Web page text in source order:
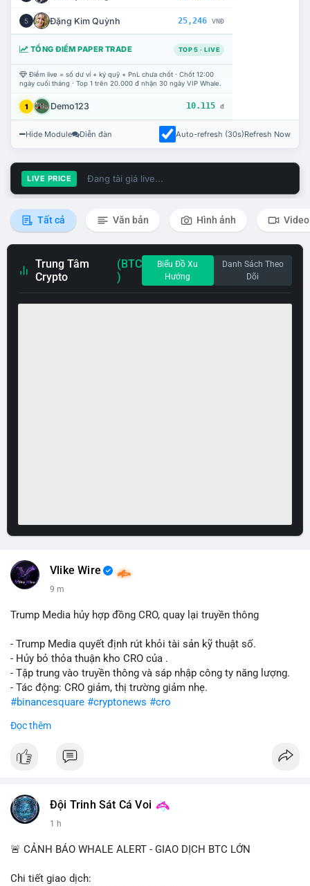
5 Đặng Kim Quỳnh 25,246 VNĐ
TỔNG ĐIỂM PAPER TRADE TOP 5 · LIVE
Điểm live = số dư ví + ký quỹ + PnL chưa chốt · Chốt 12:00
ngày cuối tháng · Top 1 trên 20.000 đ nhận 30 ngày VIP Whale.
1 Demo123 10.115 đ
Hide Module Diễn đàn Auto-refresh (30s)Refresh Now
LIVE PRICE Đang tải giá live...
Tất cả Văn bản Hình ảnh Video
Trung Tâm
Crypto
(BTC
)
Biểu Đồ Xu
Hướng
Danh Sách Theo
Dõi
Vlike Wire
9 m
Trump Media hủy hợp đồng CRO, quay lại truyền thông
- Trump Media quyết định rút khỏi tài sản kỹ thuật số.
- Hủy bỏ thỏa thuận kho CRO của .
- Tập trung vào truyền thông và sáp nhập công ty năng lượng.
- Tác động: CRO giảm, thị trường giảm nhẹ.
#binancesquare #cryptonews #cro
$cro
#vlikevn #titanbot
Đọc thêm
Đội Trinh Sát Cá Voi
1 h
🚨 CẢNH BÁO WHALE ALERT - GIAO DỊCH BTC LỚN
Chi tiết giao dịch: